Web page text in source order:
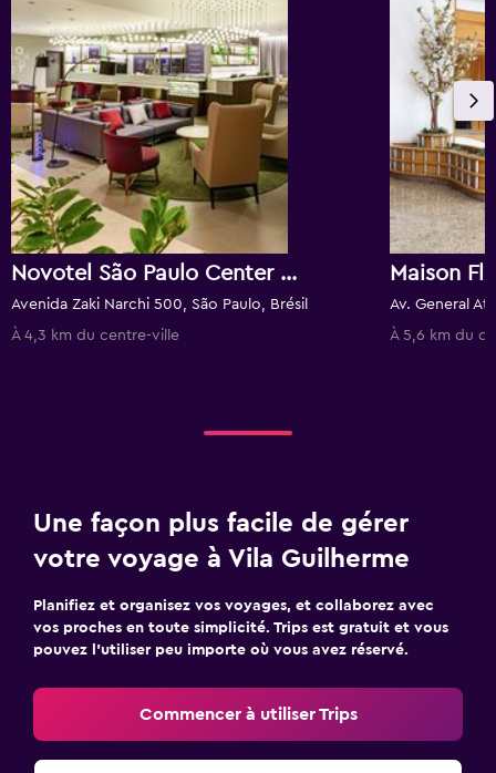
Novotel São Paulo Center Norte
Avenida Zaki Narchi 500, São Paulo, Brésil
À 4,3 km du centre-ville
Maison
À 5,6 km du
Une façon plus facile de gérer
votre voyage à Vila Guilherme
Planifiez et organisez vos voyages, et collaborez avec
vos proches en toute simplicité. Trips est gratuit et vous
pouvez l’utiliser peu importe où vous avez réservé.
Commencer à utiliser Trips